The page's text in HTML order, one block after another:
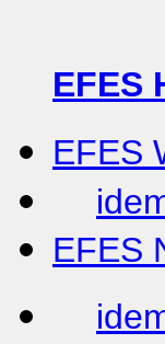
EFES
EFES
EFES